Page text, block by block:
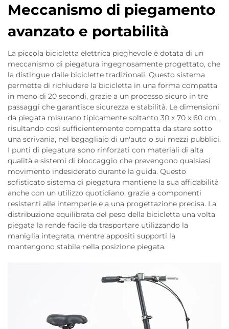
Meccanismo di piegamento
avanzato e portabilità
La piccola bicicletta elettrica pieghevole è dotata di un
meccanismo di piegatura ingegnosamente progettato, che
la distingue dalle biciclette tradizionali. Questo sistema
permette di richiudere la bicicletta in una forma compatta
in meno di 20 secondi, grazie a un processo sicuro in tre
passaggi che garantisce sicurezza e stabilità. Le dimensioni
da piegata misurano tipicamente soltanto 30 x 70 x 60 cm,
risultando così sufficientemente compatta da stare sotto
una scrivania, nel bagagliaio di un'auto o sui mezzi pubblici.
I punti di piegatura sono rinforzati con materiali di alta
qualità e sistemi di bloccaggio che prevengono qualsiasi
movimento indesiderato durante la guida. Questo
sofisticato sistema di piegatura mantiene la sua affidabilità
anche con un utilizzo quotidiano, grazie a componenti
resistenti alle intemperie e a una progettazione precisa. La
distribuzione equilibrata del peso della bicicletta una volta
piegata la rende facile da trasportare utilizzando la
maniglia integrata, mentre appositi supporti la
mantengono stabile nella posizione piegata.